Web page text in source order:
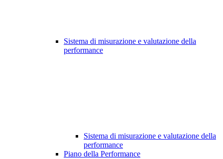
Sistema di misurazione e valutazione della
performance
Sistema di misurazione e valutazione della
performance
Piano della Performance